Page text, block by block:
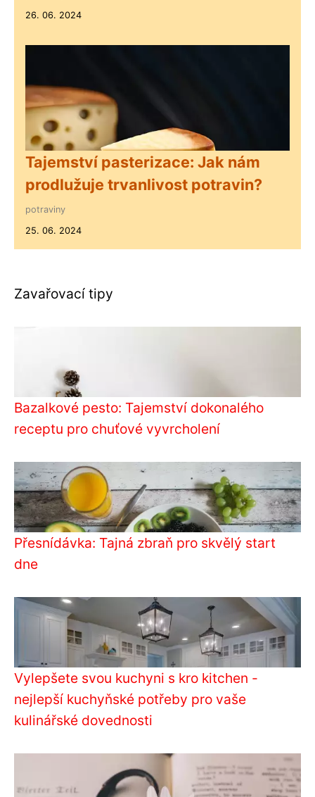
26. 06. 2024
Tajemství pasterizace: Jak nám
prodlužuje trvanlivost potravin?
potraviny
25. 06. 2024
Zavařovací tipy
Bazalkové pesto: Tajemství dokonalého
receptu pro chuťové vyvrcholení
Přesnídávka: Tajná zbraň pro skvělý start
dne
Vylepšete svou kuchyni s kro kitchen -
nejlepší kuchyňské potřeby pro vaše
kulinářské dovednosti